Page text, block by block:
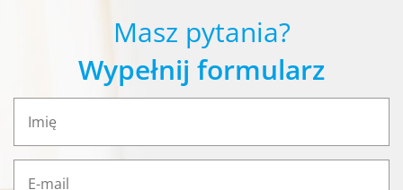
Masz pytania?
Wypełnij formularz